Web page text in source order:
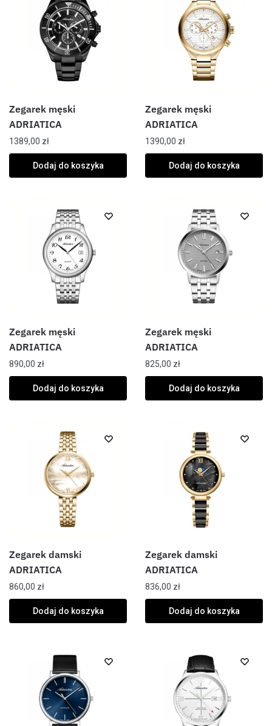
Zegarek męski
ADRIATICA
1389,00 zł
Dodaj do koszyka
Zegarek męski
ADRIATICA
1390,00 zł
Dodaj do koszyka
Zegarek męski
ADRIATICA
890,00 zł
Dodaj do koszyka
Zegarek męski
ADRIATICA
825,00 zł
Dodaj do koszyka
Zegarek damski
ADRIATICA
860,00 zł
Dodaj do koszyka
Zegarek damski
ADRIATICA
836,00 zł
Dodaj do koszyka